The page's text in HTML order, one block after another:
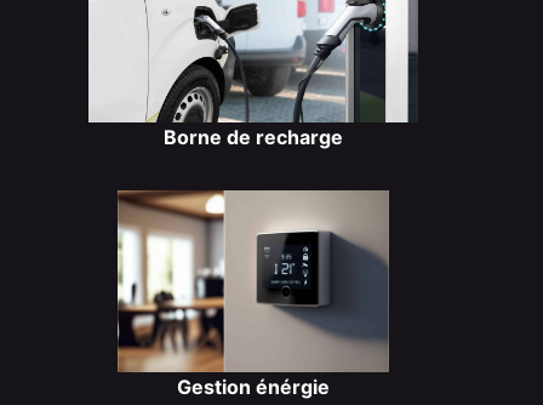
Borne de recharge
Gestion énérgie